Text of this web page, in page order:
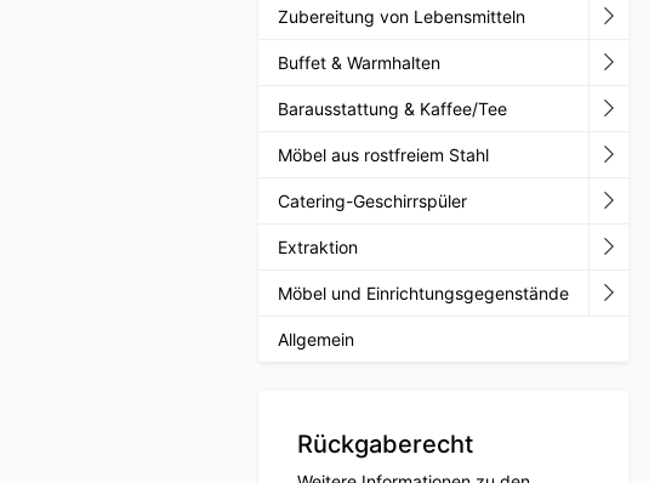
Zubereitung von Lebensmitteln
Buffet & Warmhalten
Barausstattung & Kaffee/Tee
Möbel aus rostfreiem Stahl
Catering-Geschirrspüler
Extraktion
Möbel und Einrichtungsgegenstände
Allgemein
Rückgaberecht